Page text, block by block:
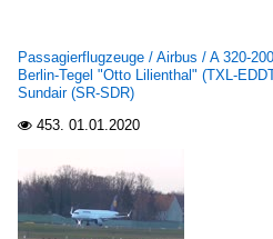
Passagierflugzeuge / Airbus / A 320-200
Berlin-Tegel "Otto Lilienthal" (TXL-
Sundair (SR-SDR)
 453. 01.01.2020